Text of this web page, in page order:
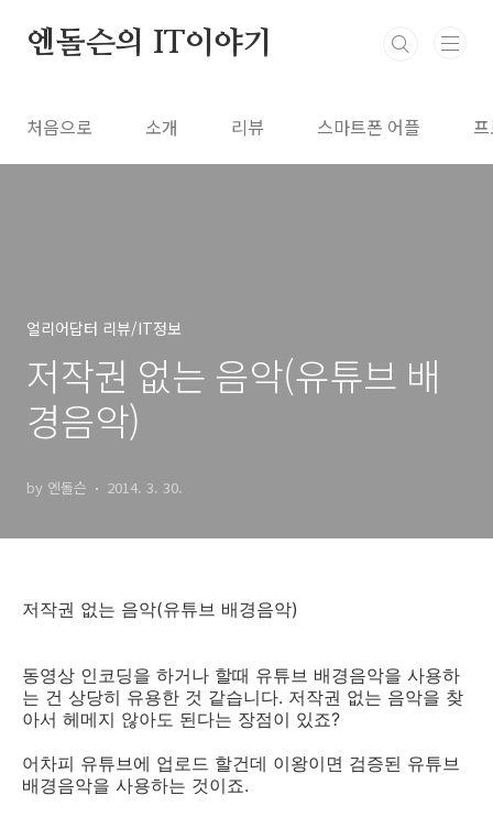
엔돌슨의 IT이야기
처음으로 소개 리뷰 스마트폰 어플
얼리어답터 리뷰/IT정보
저작권 없는 음악(유튜브 배
경음악)
by 엔돌슨 2014. 3. 30.
저작권 없는 음악(유튜브 배경음악)
동영상 인코딩을 하거나 할때 유튜브 배경음악을 사용하
는 건 상당히 유용한 것 같습니다. 저작권 없는 음악을 찾
아서 헤메지 않아도 된다는 장점이 있죠?
어차피 유튜브에 업로드 할건데 이왕이면 검증된 유튜브
배경음악을 사용하는 것이죠.